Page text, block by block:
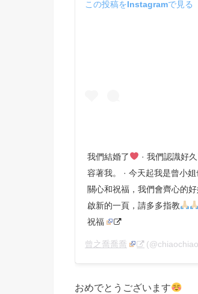
この投稿をInstagramで見る
我們結婚了
· 我們認識好
容著我。 · 今天起我是曾小
關心和祝福，我們會齊心的
啟新的一頁，請多多指教
祝福
曾之喬喬喬
おめでとうございます